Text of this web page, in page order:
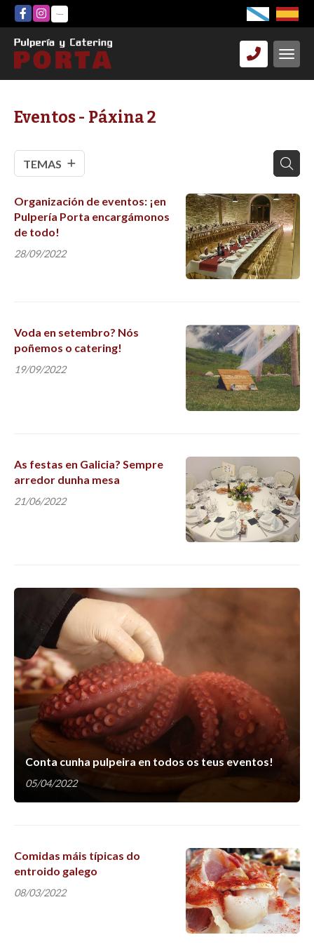
Eventos - Páxina 2
TEMAS
Organización de eventos: ¡en
Pulpería Porta encargámonos
de todo!
28/09/2022
Voda en setembro? Nós
poñemos o catering!
19/09/2022
As festas en Galicia? Sempre
arredor dunha mesa
21/06/2022
Conta cunha pulpeira en todos os teus eventos!
05/04/2022
Comidas máis típicas do
entroido galego
08/03/2022